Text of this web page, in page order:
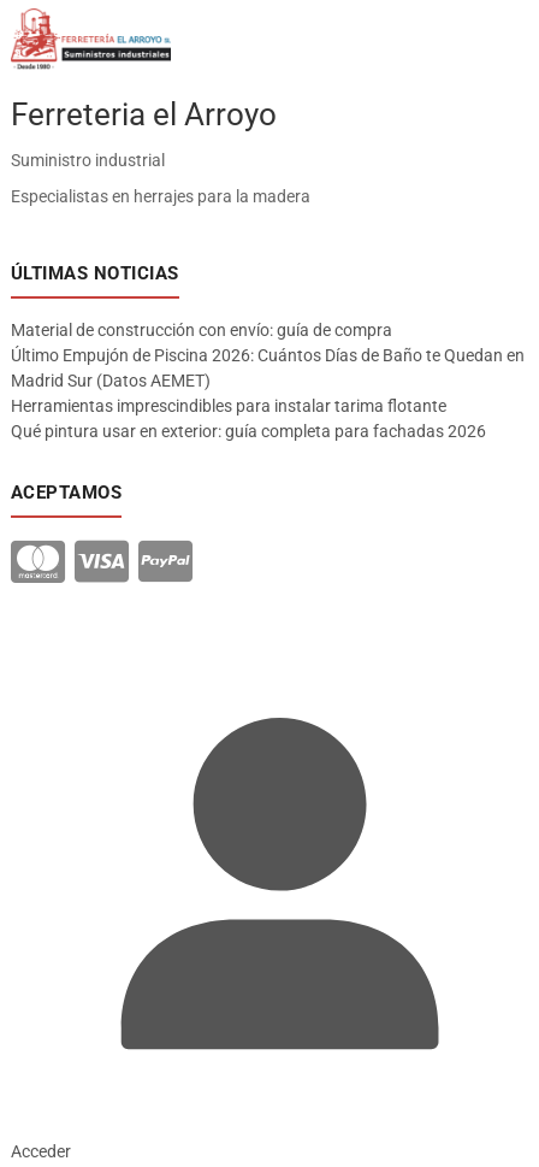
Ferreteria el Arroyo
Suministro industrial
Especialistas en herrajes para la madera
ÚLTIMAS NOTICIAS
Material de construcción con envío: guía de compra
Último Empujón de Piscina 2026: Cuántos Días de Baño te Quedan en
Madrid Sur (Datos AEMET)
Herramientas imprescindibles para instalar tarima flotante
Qué pintura usar en exterior: guía completa para fachadas 2026
ACEPTAMOS
Acceder